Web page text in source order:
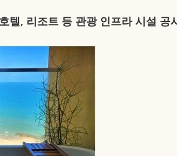
텔, 리조트 등 관광 인프라 시설 공